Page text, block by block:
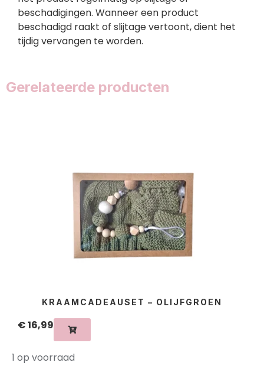
beschadigingen. Wanneer een product
beschadigd raakt of slijtage vertoont, dient het
tijdig vervangen te worden.
Gerelateerde producten
KRAAMCADEAUSET – OLIJFGROEN
€16,99
1 op voorraad